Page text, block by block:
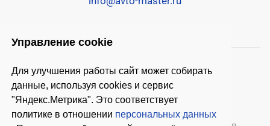
Управление cookie
Для улучшения работы сайт может собирать
данные, используя cookies и сервис
"Яндекс.Метрика". Это соответствует
политике в отношении персональных данных